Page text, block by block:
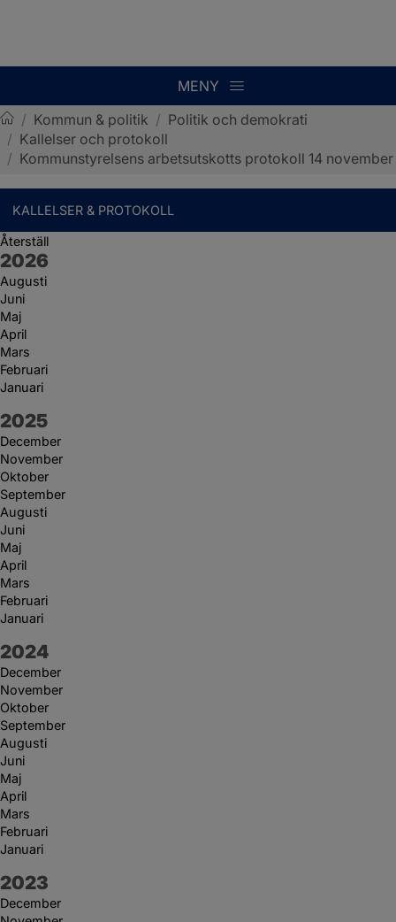
MENY
Sotenäs kommun
/ Kommun & politik / Politik och demokrati
/ Kallelser och protokoll
/ Kommunstyrelsens arbetsutskotts protokoll 14 november
KALLELSER & PROTOKOLL
Återställ
År:
2026
Augusti
Juni
Maj
April
Mars
Februari
Januari
År:
2025
December
November
Oktober
September
Augusti
Juni
Maj
April
Mars
Februari
Januari
År:
2024
December
November
Oktober
September
Augusti
Juni
Maj
April
Mars
Februari
Januari
År:
2023
December